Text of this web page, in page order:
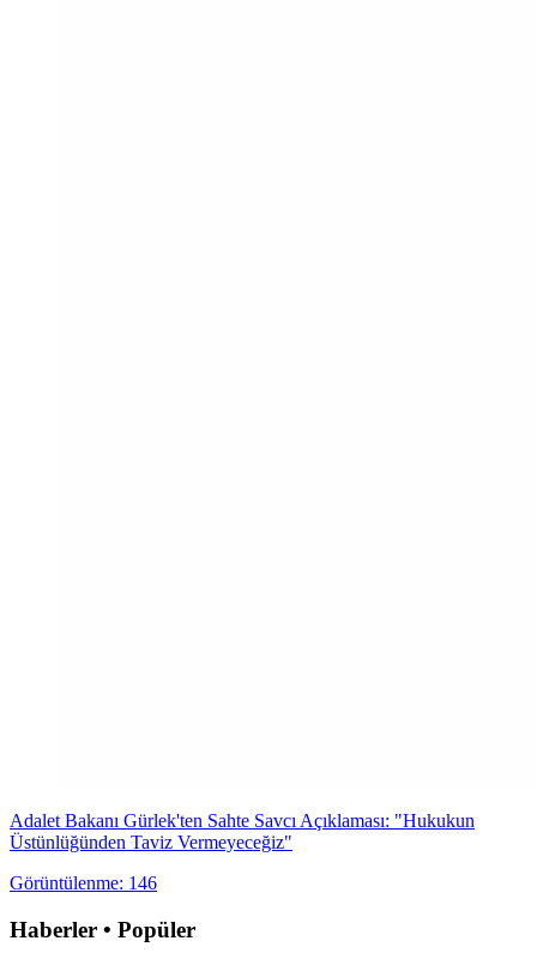
Adalet Bakanı Gürlek'ten Sahte Savcı Açıklaması: "Hukukun
Üstünlüğünden Taviz Vermeyeceğiz"
Görüntülenme: 146
Haberler • Popüler